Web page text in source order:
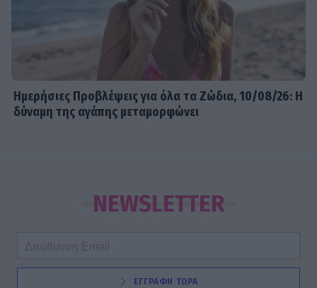
Ημερήσιες Προβλέψεις για όλα τα Ζώδια, 10/08/26: Η
δύναμη της αγάπης μεταμορφώνει
NEWSLETTER
ΕΓΓΡΑΦΗ ΤΩΡΑ